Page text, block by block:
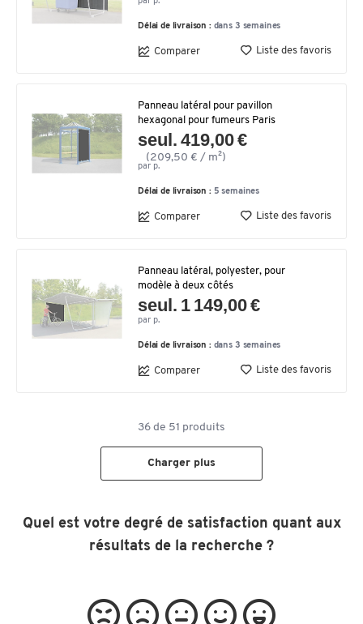
Délai de livraison : dans 3 semaines
Comparer Liste des favoris
Panneau latéral pour pavillon
hexagonal pour fumeurs Paris
seul. 419,00 €
(209,50 € / m²)
par p.
Délai de livraison : 5 semaines
Comparer Liste des favoris
Panneau latéral, polyester, pour
modèle à deux côtés
seul. 1 149,00 €
par p.
Délai de livraison : dans 3 semaines
Comparer Liste des favoris
36 de 51 produits
Charger plus
Quel est votre degré de satisfaction quant aux
résultats de la recherche ?